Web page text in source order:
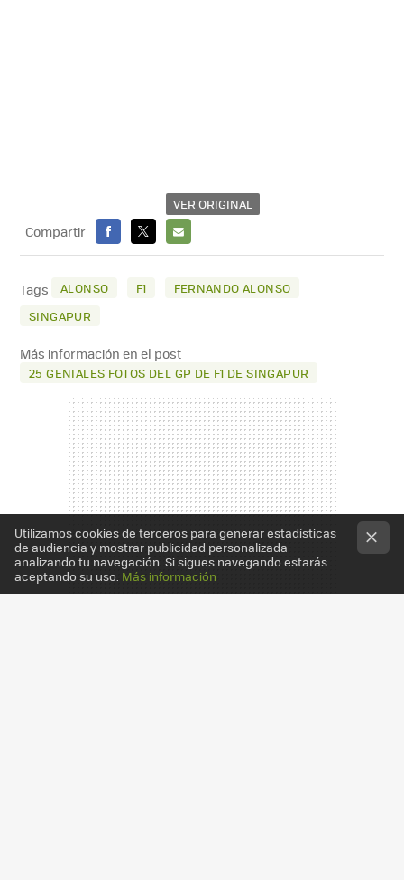
VER ORIGINAL
Compartir
FACEBOOK
X
E-
MAIL
Tags ALONSO F1
FERNANDO ALONSO
SINGAPUR
Más información en el post
25 GENIALES FOTOS DEL GP DE F1 DE SINGAPUR
Utilizamos cookies de terceros para generar estadísticas
de audiencia y mostrar publicidad personalizada
analizando tu navegación. Si sigues navegando estarás
aceptando su uso. Más información